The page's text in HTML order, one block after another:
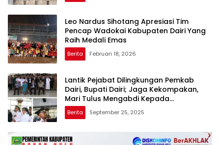
Leo Nardus Sihotang Apresiasi Tim
Pencap Wadokai Kabupaten Dairi Yang
Raih Medali Emas
Berita Februari 18, 2026
Lantik Pejabat Dilingkungan Pemkab
Dairi, Bupati Dairi; Jaga Kekompakan,
Mari Tulus Mengabdi Kepada
Masyarakat
Berita September 25, 2025